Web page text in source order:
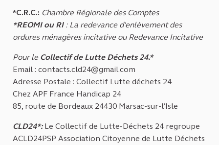
*C.R.C.: Chambre Régionale des Comptes
*REOMI ou RI : La redevance d'enlèvement des
ordures ménagères incitative ou Redevance Incitative
Pour le Collectif de Lutte Déchets 24.*
Email : contacts.cld24@gmail.com
Adresse Postale : Collectif Lutte déchets 24
Chez APF France Handicap 24
85, route de Bordeaux 24430 Marsac-sur-l’Isle
CLD24*:Le Collectif de Lutte-Déchets 24 regroupe
ACLD24PSP Association Citoyenne de Lutte Déchets